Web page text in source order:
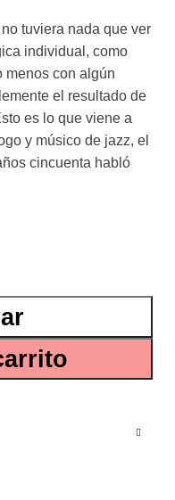
tuviera nada que ver
individual, como
menos con algún
el resultado de
es lo que viene a
y músico de jazz, el
cincuenta habló
por esta droga,
sentido no es diferente
personas más
a interpretar los
inquietud o
en el cuero